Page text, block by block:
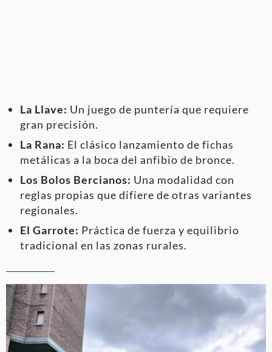
La Llave: Un juego de puntería que requiere
gran precisión.
La Rana: El clásico lanzamiento de fichas
metálicas a la boca del anfibio de bronce.
Los Bolos Bercianos: Una modalidad con
reglas propias que difiere de otras variantes
regionales.
El Garrote: Práctica de fuerza y equilibrio
tradicional en las zonas rurales.